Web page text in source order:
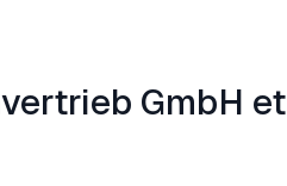
GmbH et